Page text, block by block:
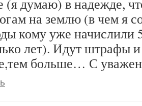
(я думаю) в надежде,
на землю (в чем я
кому уже начислили
лет). Идут штрафы
больше… С